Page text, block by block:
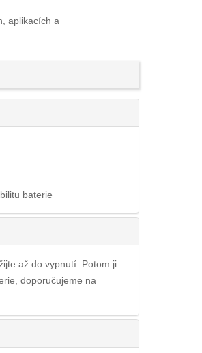
aplikacích a
baterie
až do vypnutí. Potom ji
doporučujeme na